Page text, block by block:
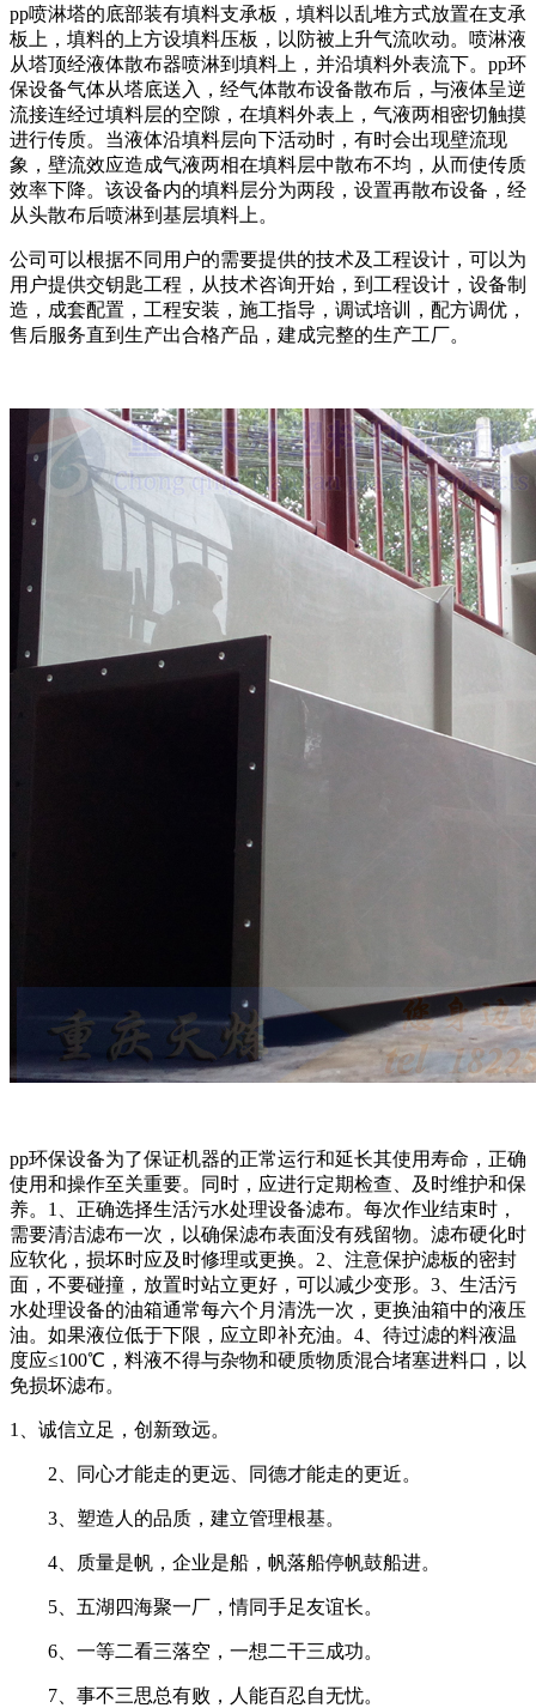
pp喷淋塔的底部装有填料支承板，填料以乱堆方式放置在支承
板上，填料的上方设填料压板，以防被上升气流吹动。喷淋液
从塔顶经液体散布器喷淋到填料上，并沿填料外表流下。pp环
保设备气体从塔底送入，经气体散布设备散布后，与液体呈逆
流接连经过填料层的空隙，在填料外表上，气液两相密切触摸
进行传质。当液体沿填料层向下活动时，有时会出现壁流现
象，壁流效应造成气液两相在填料层中散布不均，从而使传质
效率下降。该设备内的填料层分为两段，设置再散布设备，经
从头散布后喷淋到基层填料上。
公司可以根据不同用户的需要提供的技术及工程设计，可以为
用户提供交钥匙工程，从技术咨询开始，到工程设计，设备制
造，成套配置，工程安装，施工指导，调试培训，配方调优，
售后服务直到生产出合格产品，建成完整的生产工厂。
pp环保设备为了保证机器的正常运行和延长其使用寿命，正确
使用和操作至关重要。同时，应进行定期检查、及时维护和保
养。1、正确选择生活污水处理设备滤布。每次作业结束时，
需要清洁滤布一次，以确保滤布表面没有残留物。滤布硬化时
应软化，损坏时应及时修理或更换。2、注意保护滤板的密封
面，不要碰撞，放置时站立更好，可以减少变形。3、生活污
水处理设备的油箱通常每六个月清洗一次，更换油箱中的液压
油。如果液位低于下限，应立即补充油。4、待过滤的料液温
度应≤100℃，料液不得与杂物和硬质物质混合堵塞进料口，以
免损坏滤布。
1、诚信立足，创新致远。
2、同心才能走的更远、同德才能走的更近。
3、塑造人的品质，建立管理根基。
4、质量是帆，企业是船，帆落船停帆鼓船进。
5、五湖四海聚一厂，情同手足友谊长。
6、一等二看三落空，一想二干三成功。
7、事不三思总有败，人能百忍自无忧。